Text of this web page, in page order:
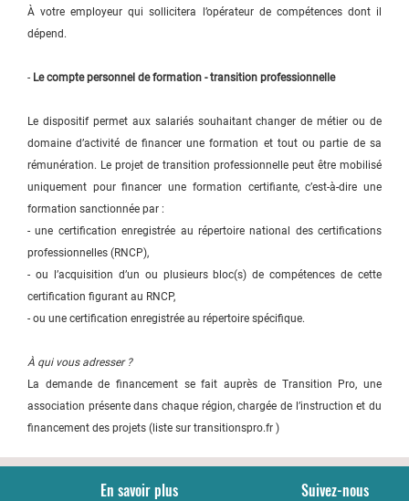
À votre employeur qui sollicitera l’opérateur de compétences dont il
dépend.
- Le compte personnel de formation - transition professionnelle
Le dispositif permet aux salariés souhaitant changer de métier ou de
domaine d’activité de financer une formation et tout ou partie de sa
rémunération. Le projet de transition professionnelle peut être mobilisé
uniquement pour financer une formation certifiante, c’est-à-dire une
formation sanctionnée par :
- une certification enregistrée au répertoire national des certifications
professionnelles (RNCP),
- ou l’acquisition d’un ou plusieurs bloc(s) de compétences de cette
certification figurant au RNCP,
- ou une certification enregistrée au répertoire spécifique.
À qui vous adresser ?
La demande de financement se fait auprès de Transition Pro, une
association présente dans chaque région, chargée de l’instruction et du
financement des projets (liste sur transitionspro.fr )
En savoir plus Suivez-nous